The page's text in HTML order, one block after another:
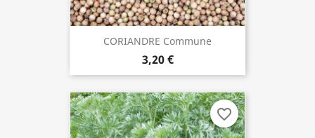
CORIANDRE Commune
3,20 €
favorite_border